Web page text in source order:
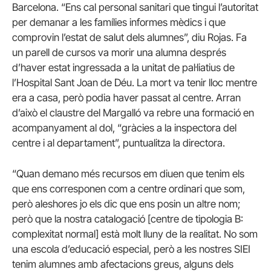
Barcelona. “Ens cal personal sanitari que tingui l’autoritat
per demanar a les famílies informes mèdics i que
comprovin l’estat de salut dels alumnes”, diu Rojas. Fa
un parell de cursos va morir una alumna després
d’haver estat ingressada a la unitat de pal·liatius de
l’Hospital Sant Joan de Déu. La mort va tenir lloc mentre
era a casa, però podia haver passat al centre. Arran
d’això el claustre del Margalló va rebre una formació en
acompanyament al dol, “gràcies a la inspectora del
centre i al departament”, puntualitza la directora.
“Quan demano més recursos em diuen que tenim els
que ens corresponen com a centre ordinari que som,
però aleshores jo els dic que ens posin un altre nom;
però que la nostra catalogació [centre de tipologia B:
complexitat normal] està molt lluny de la realitat. No som
una escola d’educació especial, però a les nostres SIEI
tenim alumnes amb afectacions greus, alguns dels